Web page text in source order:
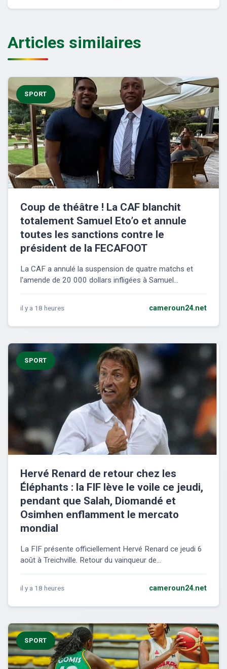
Articles similaires
SPORT
Coup de théâtre ! La CAF blanchit
totalement Samuel Eto’o et annule
toutes les sanctions contre le
président de la FECAFOOT
La CAF a annulé la suspension de quatre matchs et
l'amende de 20 000 dollars infligées à Samuel...
il y a 18 heures cameroun24.net
SPORT
Hervé Renard de retour chez les
Éléphants : la FIF lève le voile ce jeudi,
pendant que Salah, Diomandé et
Osimhen enflamment le mercato
mondial
La FIF présente officiellement Hervé Renard ce jeudi 6
août à Treichville. Retour du vainqueur de...
il y a 18 heures cameroun24.net
SPORT